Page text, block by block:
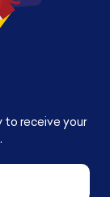
to receive your